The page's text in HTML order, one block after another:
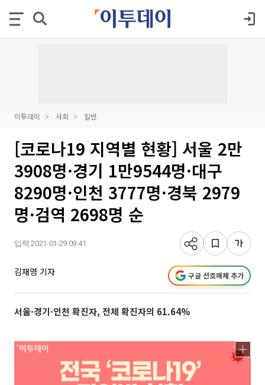
이투데이 사회 일반
[코로나19 지역별 현황] 서울 2만
3908명·경기 1만9544명·대구
8290명·인천 3777명·경북 2979
명·검역 2698명 순
입력 2021-01-29 09:41
김재영 기자 구글 선호매체 추가
서울·경기·인천 확진자, 전체 확진자의 61.64%